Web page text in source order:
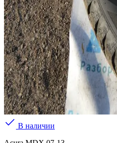
В наличии